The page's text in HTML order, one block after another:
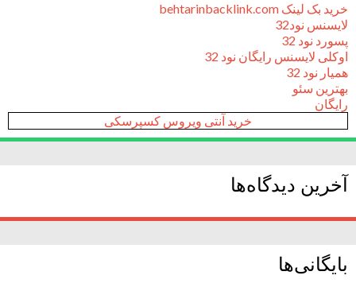
خرید بک لینک behtarinbacklink.com
لایسنس نود32
پسورد نود 32
اوکلی لایسنس رایگان نود 32
همیار نود 32
بهترین سئو
رایگان
خرید آنتی ویروس کسپرسکی
آخرین دیدگاه‌ها
بایگانی‌ها